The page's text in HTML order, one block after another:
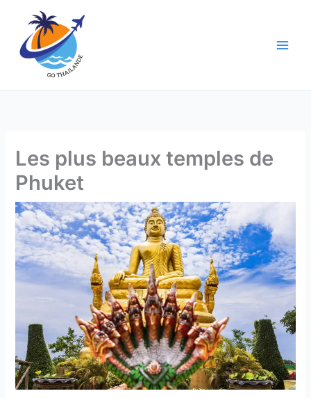
contenu
Les plus beaux temples de
Phuket